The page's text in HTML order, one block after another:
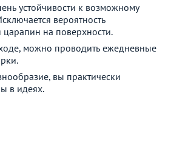
устойчивости к возможному
вероятность
царапин на поверхности.
можно проводить ежедневные
вы практически
в идеях.